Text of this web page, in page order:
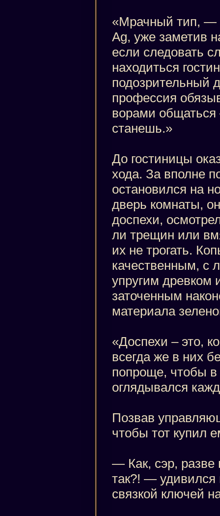
«Мрачный тип, —
Ag, уже заметив
если следовать
находиться
подозрительный
профессия
ворами
станешь.»
До гостиницы
хода. За вполне
остановился на
дверь комнаты,
доспехи,
ли трещин или
их не трогать.
качественным, с
упругим древком
заточенным
материала
«Доспехи – это,
всегда же в них
попроще, чтобы в
оглядывался
Позвав
чтобы тот купил
— Как, сэр, разве
так?! — удивился
связкой ключей